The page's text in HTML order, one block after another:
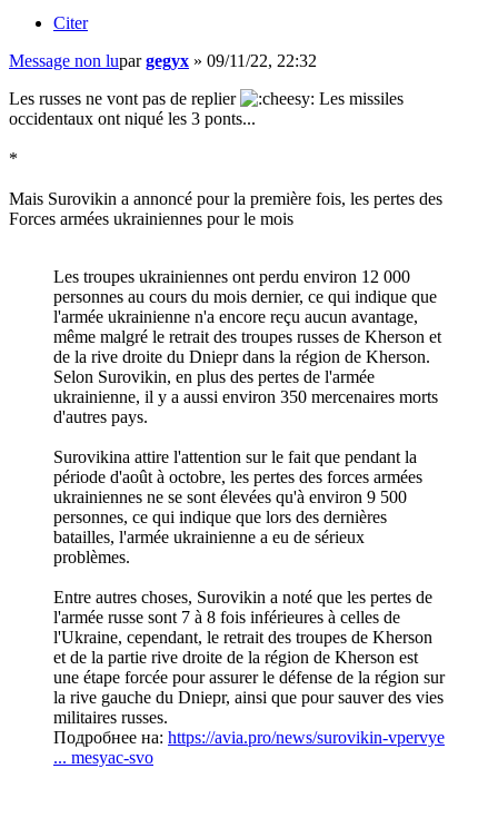
Citer
Message non lupargegyx » 09/11/22, 22:32
Les russes ne vont pas de replier
Les missiles
occidentaux ont niqué les 3 ponts...
*
Mais Surovikin a annoncé pour la première fois, les pertes des
Forces armées ukrainiennes pour le mois
Les troupes ukrainiennes ont perdu environ 12 000
personnes au cours du mois dernier, ce qui indique que
l'armée ukrainienne n'a encore reçu aucun avantage,
même malgré le retrait des troupes russes de Kherson et
de la rive droite du Dniepr dans la région de Kherson.
Selon Surovikin, en plus des pertes de l'armée
ukrainienne, il y a aussi environ 350 mercenaires morts
d'autres pays.
Surovikina attire l'attention sur le fait que pendant la
période d'août à octobre, les pertes des forces armées
ukrainiennes ne se sont élevées qu'à environ 9 500
personnes, ce qui indique que lors des dernières
batailles, l'armée ukrainienne a eu de sérieux
problèmes.
Entre autres choses, Surovikin a noté que les pertes de
l'armée russe sont 7 à 8 fois inférieures à celles de
l'Ukraine, cependant, le retrait des troupes de Kherson
et de la partie rive droite de la région de Kherson est
une étape forcée pour assurer le défense de la région sur
la rive gauche du Dniepr, ainsi que pour sauver des vies
militaires russes.
Подробнее на: https://avia.pro/news/surovikin-vpervye
... mesyac-svo